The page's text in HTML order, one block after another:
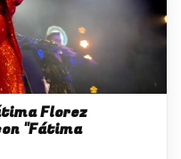
Florez
"Fátima